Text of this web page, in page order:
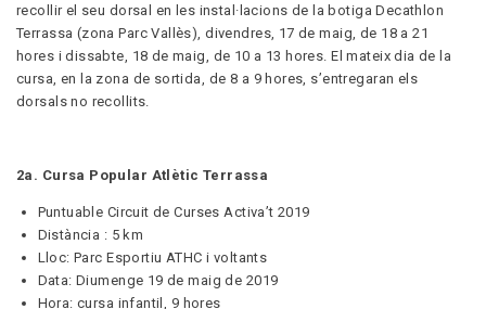
recollir el seu dorsal en les instal·lacions de la botiga Decathlon
Terrassa (zona Parc Vallès), divendres, 17 de maig, de 18 a 21
hores i dissabte, 18 de maig, de 10 a 13 hores. El mateix dia de la
cursa, en la zona de sortida, de 8 a 9 hores, s’entregaran els
dorsals no recollits.
2a. Cursa Popular Atlètic Terrassa
Puntuable Circuit de Curses Activa’t 2019
Distància : 5 km
Lloc: Parc Esportiu ATHC i voltants
Data: Diumenge 19 de maig de 2019
Hora: cursa infantil, 9 hores